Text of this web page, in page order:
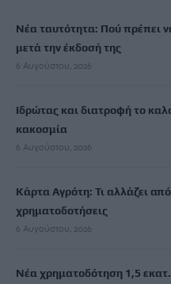
Νέα ταυτότητα: Πού πρέπει
μετά την έκδοσή της
6 Αυγούστου, 2026
Ιδρώτας και διατροφή το
κακοσμία
6 Αυγούστου, 2026
Κάρτα Αγρότη: Τι αλλάζει
χρηματοδοτήσεις
6 Αυγούστου, 2026
Νέα χρηματοδότηση 1,5